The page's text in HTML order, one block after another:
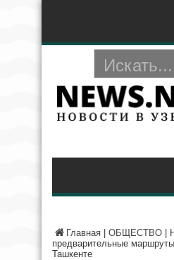
Главная ОБЩЕСТВО
предварительные
Ташкенте